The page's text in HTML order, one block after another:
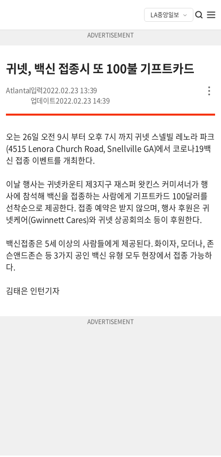
귀넷, 백신 접종시 또 100불 기프트카드
Atlanta
2022.02.23 13:39
2022.02.23 14:39
오는 26일 오전 9시 부터 오후 7시 까지 귀넷 스넬빌 레노라 파크
(4515 Lenora Church Road, Snellville GA)에서 코로나19백
신 접종 이벤트를 개최한다.
이날 행사는 귀넷카운티 제3지구 재스퍼 왓킨스 커미셔너가 행
사에 참석해 백신을 접종하는 사람에게 기프트카드 100달러를
선착순으로 제공한다. 접종 예약은 받지 않으며, 행사 후원은 귀
넷케어(Gwinnett Cares)와 귀넷 상공회의소 등이 후원한다.
백신접종은 5세 이상의 사람들에게 제공된다. 화이자, 모더나, 존
슨앤드존슨 등 3가지 공인 백신 유형 모두 현장에서 접종 가능하
다.
김태은 인턴기자